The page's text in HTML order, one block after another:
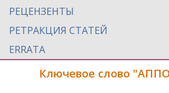
РЕЦЕНЗЕНТЫ
РЕТРАКЦИЯ СТАТЕЙ
ERRATA
Ключевое слово